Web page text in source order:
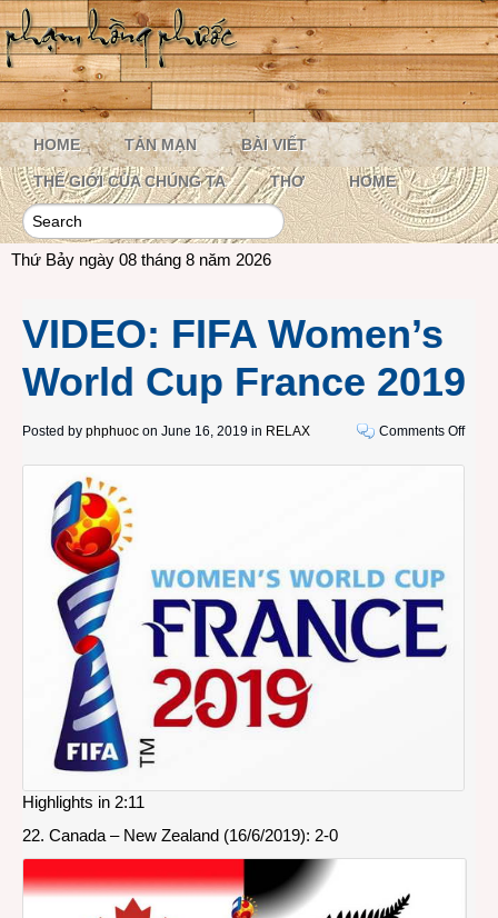
HOME TẢN MẠN BÀI VIẾT
THẾ GIỚI CỦA CHÚNG TA THƠ HOME
Thứ Bảy ngày 08 tháng 8 năm 2026
VIDEO: FIFA Women’s
World Cup France 2019
Posted by phphuoc on June 16, 2019 in RELAX Comments Offon
Highlights in 2:11
22. Canada – New Zealand (16/6/2019): 2-0